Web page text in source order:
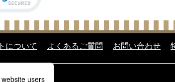
について よくあるご質問 お問い合わせ
いて